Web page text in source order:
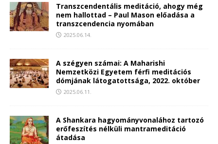
Transzcendentális meditáció, ahogy még
nem hallottad – Paul Mason előadása a
transzcendencia nyomában
2025.06.14.
A szégyen számai: A Maharishi
Nemzetközi Egyetem férfi meditációs
dómjának látogatottsága, 2022. október
2025.06.11.
A Shankara hagyományvonalához tartozó
erőfeszítés nélküli mantrameditáció
átadása